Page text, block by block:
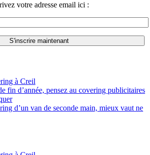
votre adresse email ici :
à Creil
fin d’année, pensez au covering publicitaires
d’un van de seconde main, mieux vaut ne